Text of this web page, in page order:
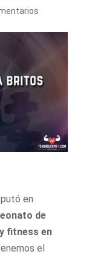
en
de
fitness en
el